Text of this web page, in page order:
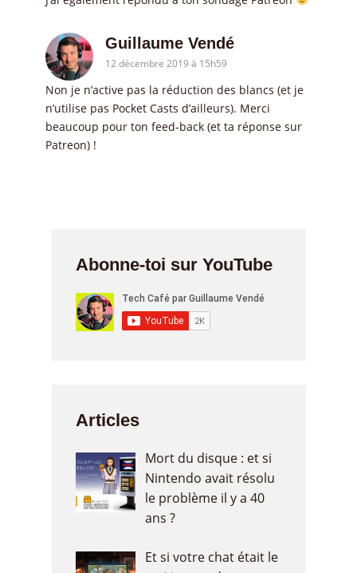
Guillaume Vendé
12 décembre 2019 à 15h59
Non je n’active pas la réduction des blancs (et je
n’utilise pas Pocket Casts d’ailleurs). Merci
beaucoup pour ton feed-back (et ta réponse sur
Patreon) !
Abonne-toi sur YouTube
Articles
Mort du disque : et si
Nintendo avait résolu
le problème il y a 40
ans ?
Et si votre chat était le